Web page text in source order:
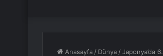
Anasayfa / Dünya /Japonya’da